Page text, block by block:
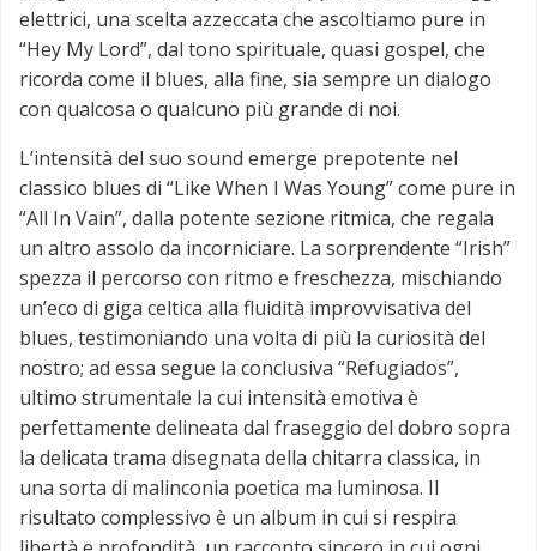
elettrici, una scelta azzeccata che ascoltiamo pure in
“Hey My Lord”, dal tono spirituale, quasi gospel, che
ricorda come il blues, alla fine, sia sempre un dialogo
con qualcosa o qualcuno più grande di noi.
L’intensità del suo sound emerge prepotente nel
classico blues di “Like When I Was Young” come pure in
“All In Vain”, dalla potente sezione ritmica, che regala
un altro assolo da incorniciare. La sorprendente “Irish”
spezza il percorso con ritmo e freschezza, mischiando
un’eco di giga celtica alla fluidità improvvisativa del
blues, testimoniando una volta di più la curiosità del
nostro; ad essa segue la conclusiva “Refugiados”,
ultimo strumentale la cui intensità emotiva è
perfettamente delineata dal fraseggio del dobro sopra
la delicata trama disegnata della chitarra classica, in
una sorta di malinconia poetica ma luminosa. Il
risultato complessivo è un album in cui si respira